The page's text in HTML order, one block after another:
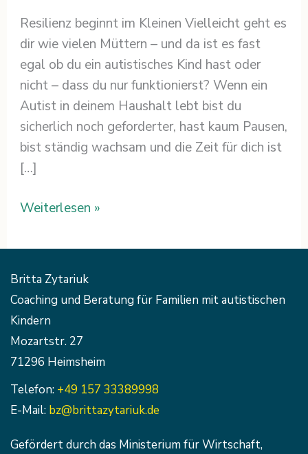
Resilienz beginnt im Kleinen Vielleicht geht es
dir wie vielen Müttern – und da ist es fast
egal ob du ein autistisches Kind hast oder
nicht – dass du nur funktionierst? Wenn ein
Autist in deinem Haushalt lebt bist du
sicherlich noch geforderter, hast kaum Pausen,
bist ständig wachsam und die Zeit für dich ist
[…]
Weiterlesen »
Britta Zytariuk
Coaching und Beratung für Familien mit autistischen
Kindern
Mozartstr. 27
71296 Heimsheim
Telefon: +49 157 33389998
E-Mail: bz@brittazytariuk.de
Gefördert durch das Ministerium für Wirtschaft,